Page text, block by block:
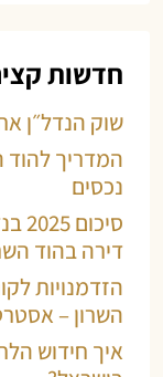
חדשות
שוק הנדל״ן
המדריך להוד
נכסים
דירה בהוד
הזדמנויות
השרון –
איך חידוש